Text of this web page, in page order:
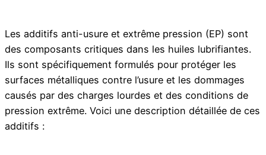
Les additifs anti-usure et extrême pression (EP) sont
des composants critiques dans les huiles lubrifiantes.
Ils sont spécifiquement formulés pour protéger les
surfaces métalliques contre l’usure et les dommages
causés par des charges lourdes et des conditions de
pression extrême. Voici une description détaillée de ces
additifs :